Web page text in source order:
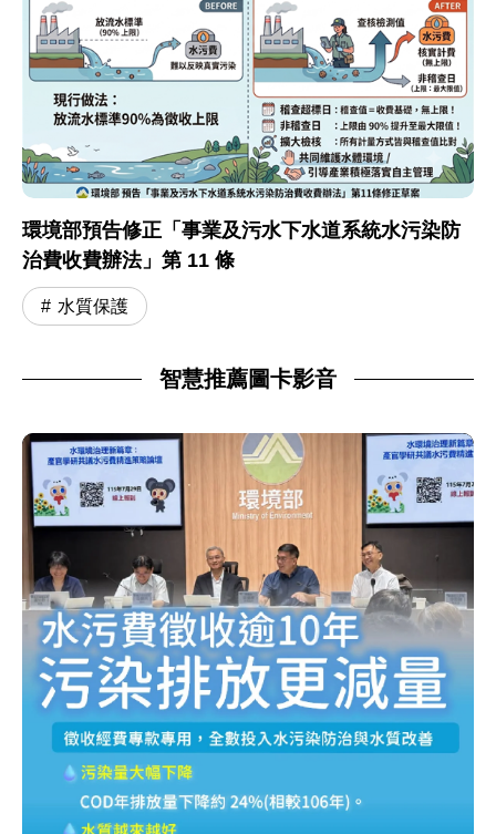
環境部預告修正「事業及污水下水道系統水污染防
治費收費辦法」第 11 條
水質保護
智慧推薦圖卡影音